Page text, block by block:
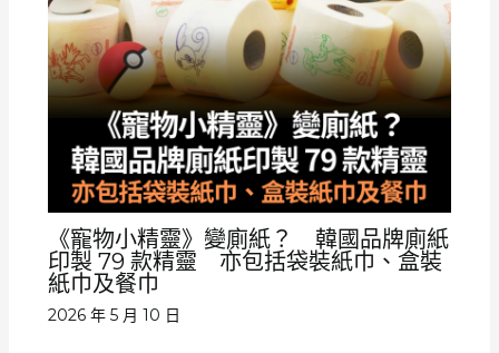
《寵物小精靈》變廁紙？ 韓國品牌廁紙
印製 79 款精靈 亦包括袋裝紙巾、盒裝
紙巾及餐巾
2026 年 5 月 10 日